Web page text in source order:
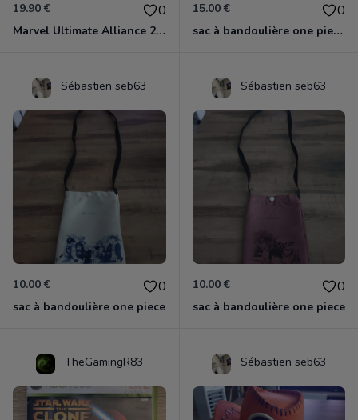
19.90 € 0
Marvel Ultimate Alliance 2 Xbox 360
15.00 € 0
sac à bandoulière one piece chopper
Sébastien seb63
10.00 € 0
sac à bandoulière one piece
Sébastien seb63
10.00 € 0
sac à bandoulière one piece
TheGamingR83 Sébastien seb63